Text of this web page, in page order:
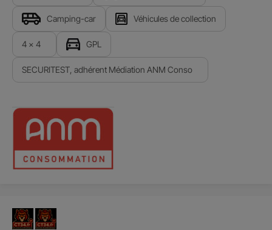
Camping-car Véhicules de collection
4 x 4 GPL
SECURITEST, adhérent Médiation ANM Conso